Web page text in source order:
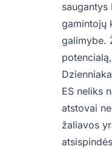
saugantys
gamintojų
galimybe.
ES neliks
atstovai
žaliavos